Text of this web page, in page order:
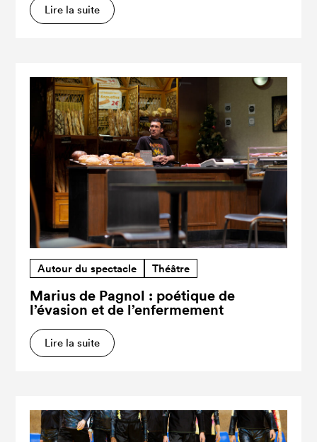
Lire la suite
Autour du spectacle Théâtre
Marius de Pagnol : poétique de
l’évasion et de l’enfermement
Lire la suite